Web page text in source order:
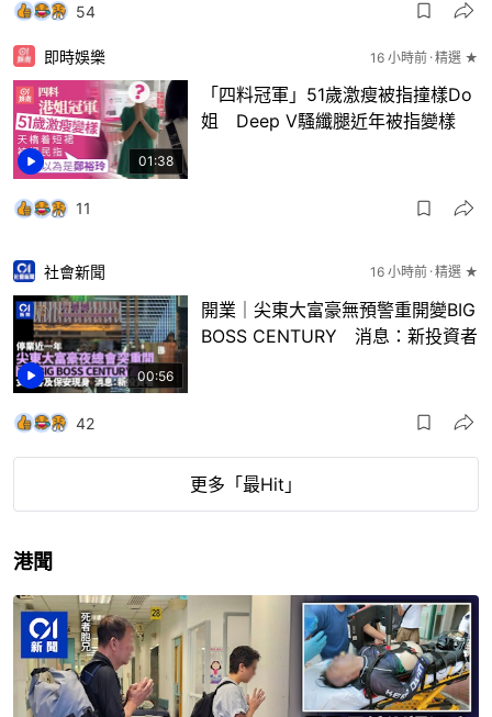
54
01:38
即時娛樂 16 小時前 精選 ★
「四料冠軍」51歲激瘦被指撞樣Do
姐 Deep V騷纖腿近年被指變樣
11
00:56
社會新聞 16 小時前 精選 ★
開業｜尖東大富豪無預警重開變BIG
BOSS CENTURY 消息：新投資者
42
更多「最Hit」
港聞